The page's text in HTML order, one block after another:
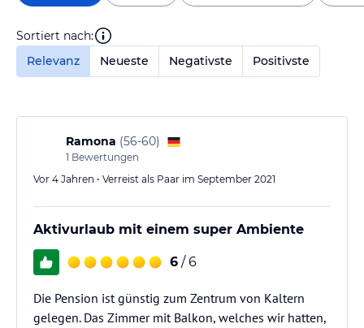
Sortiert nach:
Relevanz
Neueste Negativste Positivste
Ramona (56-60)
1 Bewertungen
Vor 4 Jahren • Verreist als Paar im September 2021
Aktivurlaub mit einem super Ambiente
6 / 6
Die Pension ist günstig zum Zentrum von Kaltern
gelegen. Das Zimmer mit Balkon, welches wir hatten,